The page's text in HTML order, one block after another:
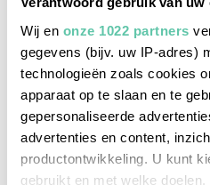
Wij en onze 1022 partners
gegevens (bijv. uw IP-adres)
technologieën zoals cookies
apparaat op te slaan en te
gepersonaliseerde
advertenties en content,
productontwikkeling. U kunt
gebruikt en met welke doelen.
zien & doen
Parrot World: Zuid-
dierenpark vlak bij